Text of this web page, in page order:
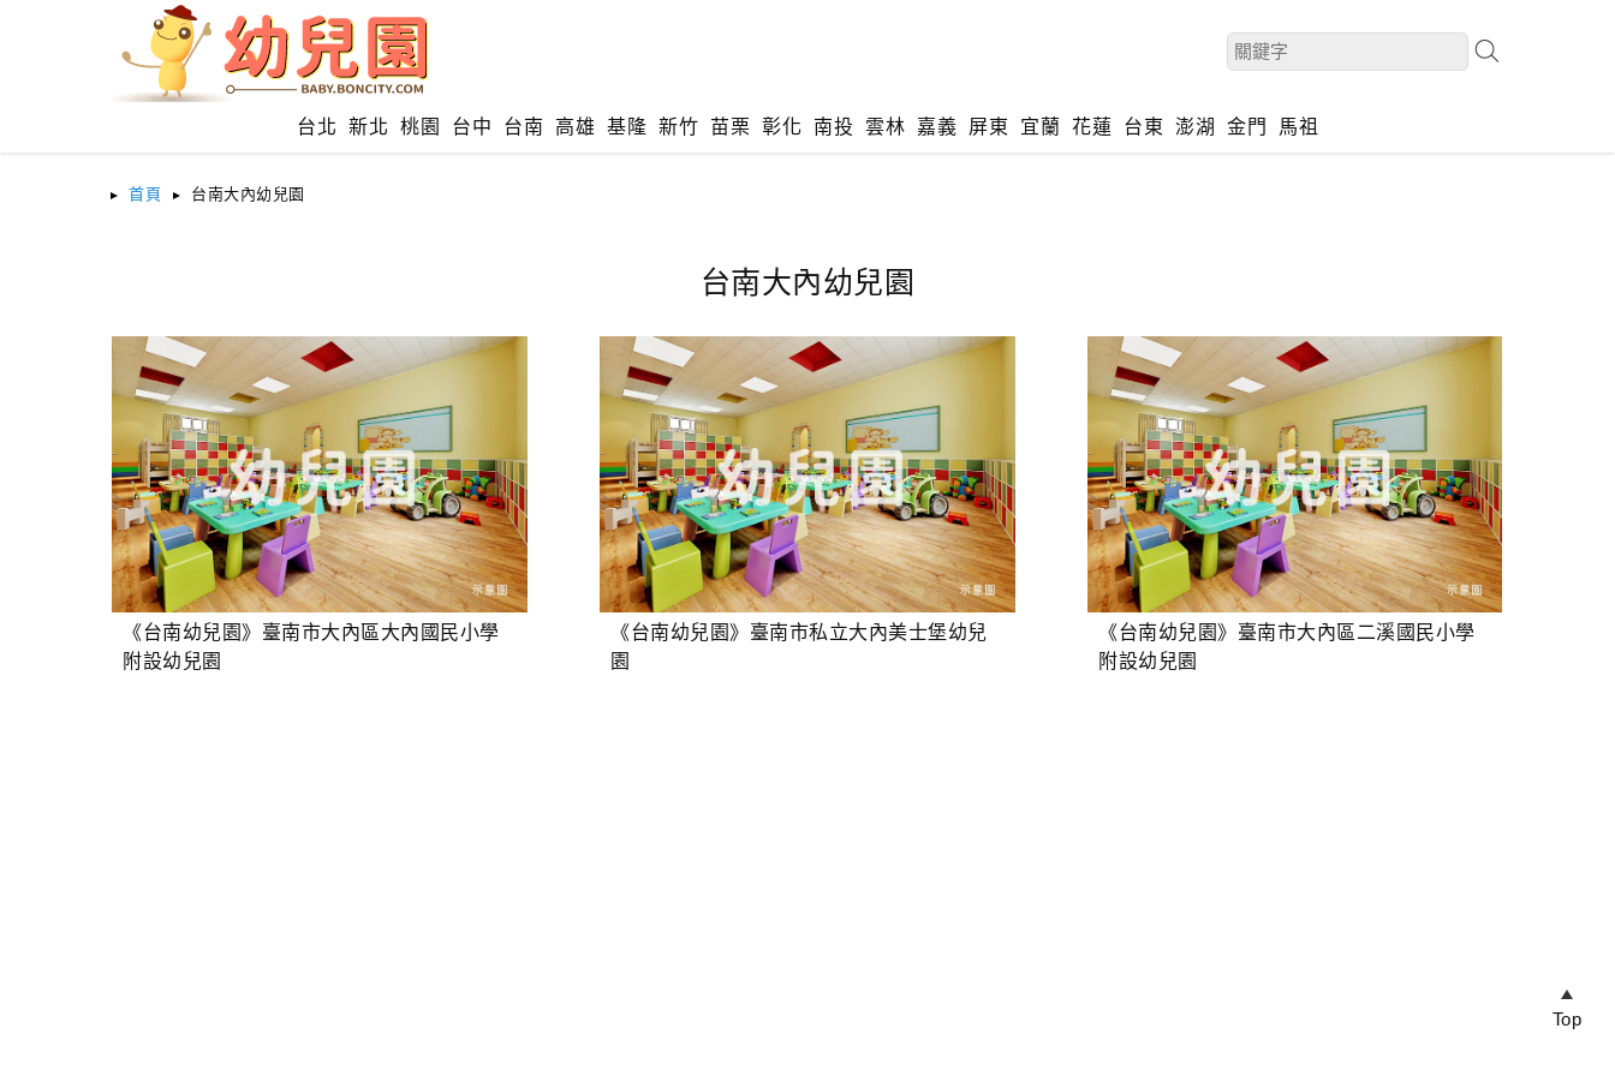
台北 新北 桃園 台中 台南 高雄 基隆 新竹 苗栗 彰化 南投 雲林 嘉義 屏東 宜蘭 花蓮 台東 澎湖 金門 馬祖
首頁 台南大內幼兒園
台南大內幼兒園
《台南幼兒園》臺南市大內區大內國民小學
附設幼兒園
《台南幼兒園》臺南市私立大內美士堡幼兒
園
《台南幼兒園》臺南市大內區二溪國民小學
附設幼兒園
Top